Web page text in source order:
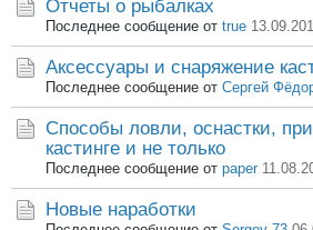
Отчеты о рыбалках
Последнее сообщение от true
Аксессуары и снаряжение
Последнее сообщение от Сергей
Способы ловли, оснастки,
кастинге и не только
Последнее сообщение от paper
Новые наработки